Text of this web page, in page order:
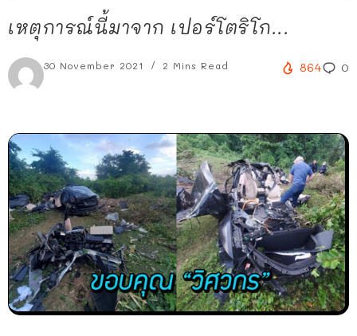
เหตุการณ์นี้มาจาก เปอร์โตริโก...
30 November 2021 2 Mins Read 864 0